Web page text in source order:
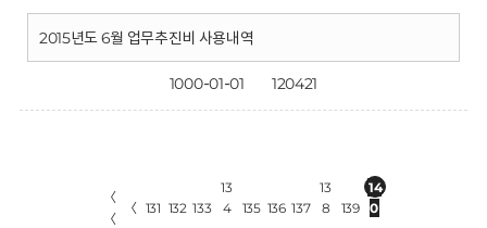
2015년도 6월 업무추진비 사용내역
1000-01-01 120421
〈
〈
〈 131 132 133
13
4
135 136 137
13
8
139
14
0